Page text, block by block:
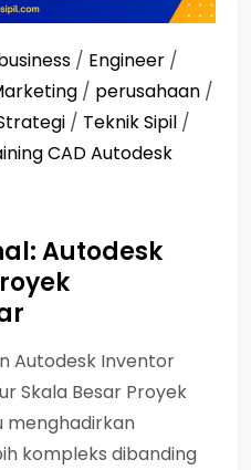
/ Engineer /
/ perusahaan /
/ Teknik Sipil /
CAD Autodesk
Autodesk
Autodesk Inventor
Skala Besar Proyek
menghadirkan
kompleks dibanding